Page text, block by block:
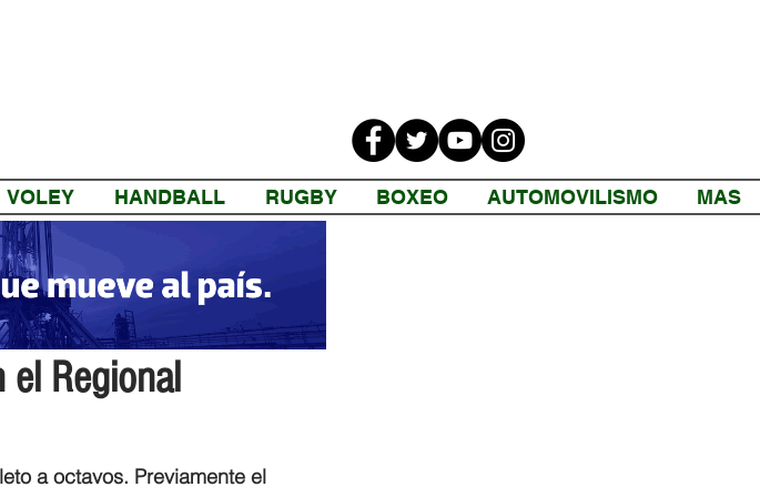
VOLEY HANDBALL RUGBY BOXEO AUTOMOVILISMO MAS
Regional
a octavos. Previamente el